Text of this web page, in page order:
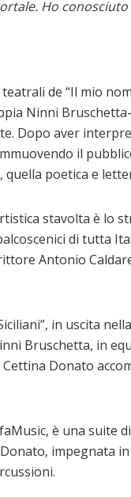
Ho
de “Il mio
Ninni
Dopo aver
il
quella poetica e
stavolta è lo
di tutta
Antonio
in uscita
Bruschetta, in
Donato
è una
impegnata